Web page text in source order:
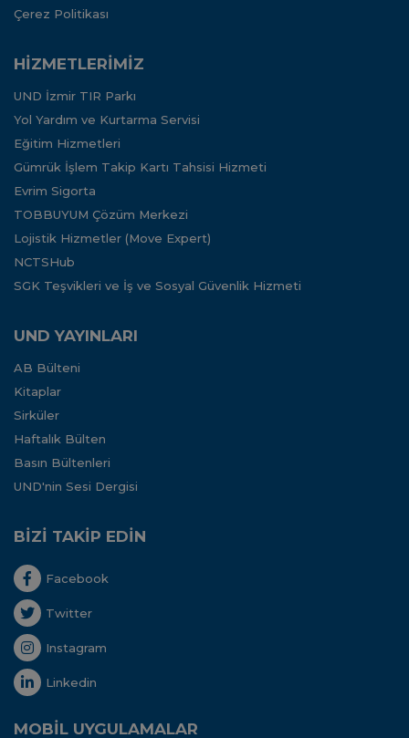
Çerez Politikası
HİZMETLERİMİZ
UND İzmir TIR Parkı
Yol Yardım ve Kurtarma Servisi
Eğitim Hizmetleri
Gümrük İşlem Takip Kartı Tahsisi Hizmeti
Evrim Sigorta
TOBBUYUM Çözüm Merkezi
Lojistik Hizmetler (Move Expert)
NCTSHub
SGK Teşvikleri ve İş ve Sosyal Güvenlik Hizmeti
UND YAYINLARI
AB Bülteni
Kitaplar
Sirküler
Haftalık Bülten
Basın Bültenleri
UND'nin Sesi Dergisi
BİZİ TAKİP EDİN
Facebook
Twitter
Instagram
Linkedin
MOBİL UYGULAMALAR